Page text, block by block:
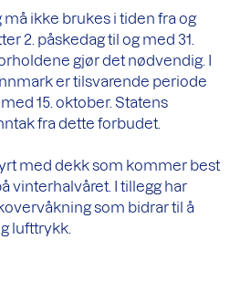
ikke brukes i tiden fra og
2. påskedag til og med 31.
gjør det nødvendig. I
er tilsvarende periode
15. oktober. Statens
fra dette forbudet.
med dekk som kommer best
vinterhalvåret. I tillegg har
som bidrar til å
lufttrykk.